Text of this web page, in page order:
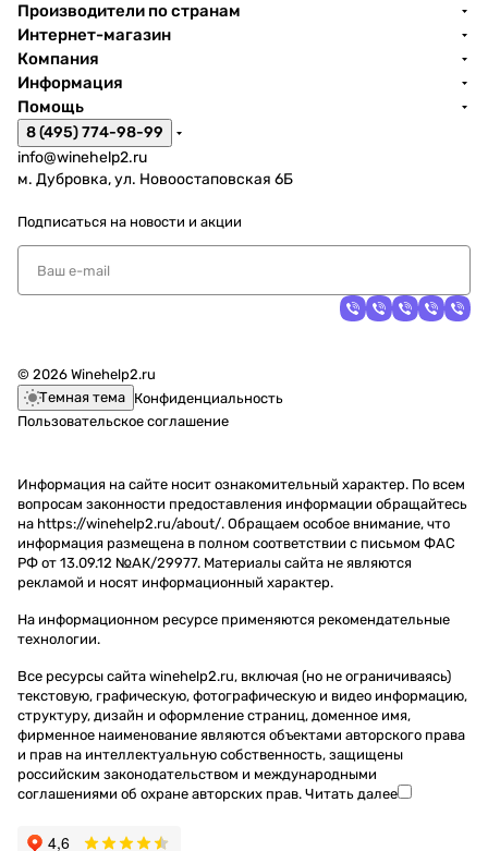
Производители по странам
Интернет-магазин
Компания
Информация
Помощь
8 (495) 774-98-99
info@winehelp2.ru
м. Дубровка, ул. Новоостаповская 6Б
Подписаться на новости и акции
© 2026 Winehelp2.ru
Темная тема Конфиденциальность
Пользовательское соглашение
Информация на сайте носит ознакомительный характер. По всем
вопросам законности предоставления информации обращайтесь
на https://winehelp2.ru/about/. Обращаем особое внимание, что
информация размещена в полном соответствии с письмом ФАС
РФ от 13.09.12 №АК/29977. Материалы сайта не являются
рекламой и носят информационный характер.
На информационном ресурсе применяются рекомендательные
технологии.
Все ресурсы сайта winehelp2.ru, включая (но не ограничиваясь)
текстовую, графическую, фотографическую и видео информацию,
структуру, дизайн и оформление страниц, доменное имя,
фирменное наименование являются объектами авторского права
и прав на интеллектуальную собственность, защищены
российским законодательством и международными
соглашениями об охране авторских прав. Читать далее